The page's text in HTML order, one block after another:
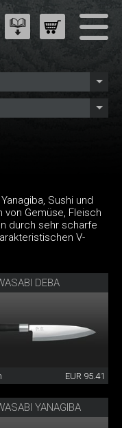
Sushi und
Gemüse, Fleisch
durch sehr scharfe
V-
DEBA
EUR 95.41
YANAGIBA